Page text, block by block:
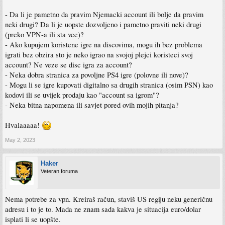
- Da li je pametno da pravim Njemacki account ili bolje da pravim
neki drugi? Da li je uopste dozvoljeno i pametno praviti neki drugi
(preko VPN-a ili sta vec)?
- Ako kupujem koristene igre na discovima, mogu ih bez problema
igrati bez obzira sto je neko igrao na svojoj plejci koristeci svoj
account? Ne veze se disc igra za account?
- Neka dobra stranica za povoljne PS4 igre (polovne ili nove)?
- Mogu li se igre kupovati digitalno sa drugih stranica (osim PSN) kao
kodovi ili se uvijek prodaju kao "account sa igrom"?
- Neka bitna napomena ili savjet pored ovih mojih pitanja?
Hvalaaaaa!
May 2, 2023
Haker
Veteran foruma
Nema potrebe za vpn. Kreiraš račun, staviš US regiju neku generičnu
adresu i to je to. Mada ne znam sada kakva je situacija euro/dolar
isplati li se uopšte.